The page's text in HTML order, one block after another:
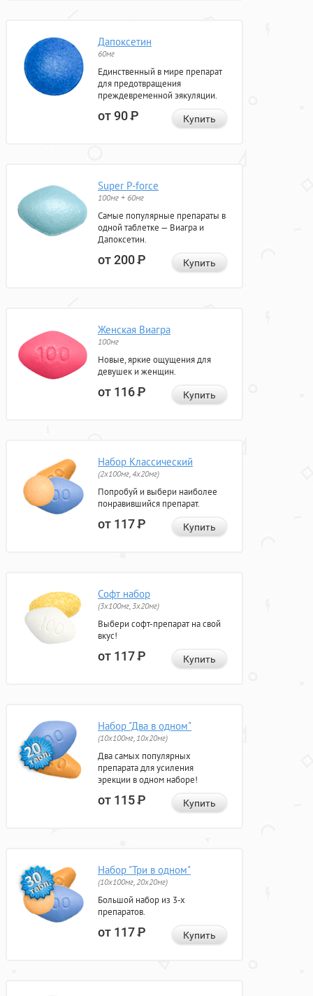
Дапоксетин
60мг
Единственный в мире препарат
для предотвращения
преждевременной эякуляции.
от 90Р Купить
Super P-force
100мг + 60мг
Самые популярные препараты в
одной таблетке — Виагра и
Дапоксетин.
от 200Р Купить
Женская Виагра
100мг
Новые, яркие ощущения для
девушек и женщин.
от 116Р Купить
Набор Классический
(2x100мг, 4x20мг)
Попробуй и выбери наиболее
понравившийся препарат.
от 117Р Купить
Софт набор
(3x100мг, 3x20мг)
Выбери софт-препарат на свой
вкус!
от 117Р Купить
Набор "Два в одном"
(10x100мг, 10x20мг)
Два самых популярных
препарата для усиления
эрекции в одном наборе!
от 115Р Купить
Набор "Три в одном"
(10x100мг, 20x20мг)
Большой набор из 3-х
препаратов.
от 117Р Купить